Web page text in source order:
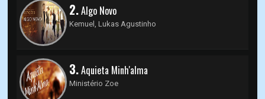
2.Algo Novo
Kemuel, Lukas Agustinho
3.Aquieta Minh'alma
Ministério Zoe